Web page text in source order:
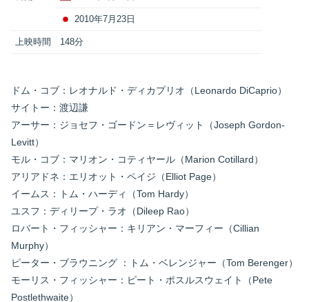
2010年7月23日
上映時間 148分
ドム・コブ：レオナルド・ディカプリオ（Leonardo DiCaprio）
サイトー：渡辺謙
アーサー：ジョセフ・ゴードン＝レヴィット（Joseph Gordon-
Levitt）
モル・コブ：マリオン・コティヤール（Marion Cotillard）
アリアドネ：エリオット・ペイジ（Elliot Page）
イームス：トム・ハーディ（Tom Hardy）
ユスフ：ディリープ・ラオ（Dileep Rao）
ロバート・フィッシャー：キリアン・マーフィー（Cillian
Murphy）
ピーター・ブラウニング ：トム・ベレンジャー（Tom Berenger）
モーリス・フィッシャー：ピート・ポスルスウェイト（Pete
Postlethwaite）